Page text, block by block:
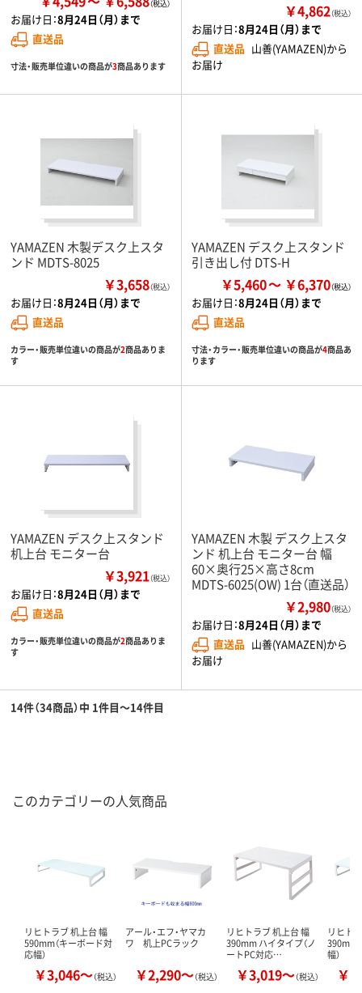
お届け日：8月24日（月）まで
直送品
寸法・販売単位違いの商品が3商品あります
￥4,862（税込）
お届け日：8月24日（月）まで
直送品 山善(YAMAZEN)から
お届け
YAMAZEN 木製デスク上スタ
ンド MDTS-8025
￥3,658（税込）
お届け日：8月24日（月）まで
直送品
カラー・販売単位違いの商品が2商品ありま
す
YAMAZEN デスク上スタンド
引き出し付 DTS-H
￥5,460 ￥6,370
お届け日：8月24日（月）まで
直送品
寸法・カラー・販売単位違いの商品が4商品あ
ります
YAMAZEN デスク上スタンド
机上台 モニター台
￥3,921（税込）
お届け日：8月24日（月）まで
直送品
カラー・販売単位違いの商品が2商品ありま
す
YAMAZEN 木製 デスク上スタ
ンド 机上台 モニター台 幅
60×奥行25×高さ8cm
MDTS-6025(OW) 1台（直送品）
￥2,980（税込）
お届け日：8月24日（月）まで
直送品 山善(YAMAZEN)から
お届け
14件（34商品）中 1件目～14件目
このカテゴリーの人気商品
リヒトラブ 机上台 幅
590mm（キーボード対
応幅）
￥3,046～（税込）
アール・エフ・ヤマカ
ワ 机上PCラック
￥2,290～（税込）
リヒトラブ 机上台 幅
390mm ハイタイプ（ノ
ートPC対応…
￥3,019～（税込）
リヒト
390mm
幅）
￥